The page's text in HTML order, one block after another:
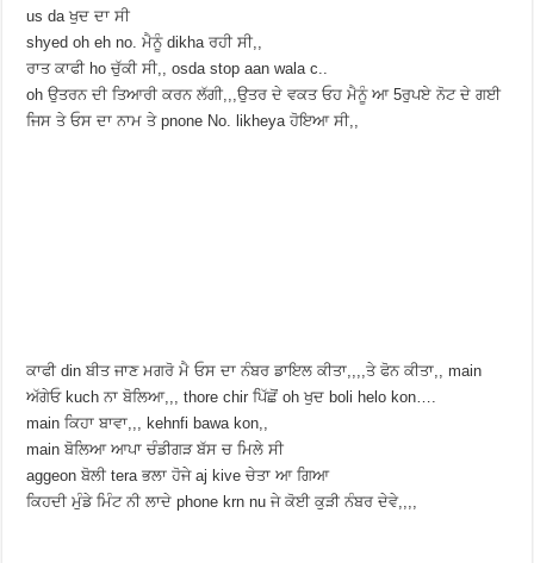
us da ਖੁਦ ਦਾ ਸੀ
shyed oh eh no. ਮੈਨੂੰ dikha ਰਹੀ ਸੀ,,
ਰਾਤ ਕਾਫੀ ho ਚੁੱਕੀ ਸੀ,, osda stop aan wala c..
oh ਉਤਰਨ ਦੀ ਤਿਆਰੀ ਕਰਨ ਲੱਗੀ,,,ਉਤਰ ਦੇ ਵਕਤ ਓਹ ਮੈਨੂੰ ਆ 5ਰੁਪਏ ਨੋਟ ਦੇ ਗਈ
ਜਿਸ ਤੇ ਓਸ ਦਾ ਨਾਮ ਤੇ pnone No. likheya ਹੋਇਆ ਸੀ,,
ਕਾਫੀ din ਬੀਤ ਜਾਣ ਮਗਰੋ ਮੈ ਓਸ ਦਾ ਨੰਬਰ ਡਾਇਲ ਕੀਤਾ,,,,ਤੇ ਫੋਨ ਕੀਤਾ,, main
ਅੱਗੇਓ kuch ਨਾ ਬੋਲਿਆ,,, thore chir ਪਿੱਛੋਂ oh ਖੁਦ boli helo kon….
main ਕਿਹਾ ਬਾਵਾ,,, kehnfi bawa kon,,
main ਬੋਲਿਆ ਆਪਾ ਚੰਡੀਗੜ ਬੱਸ ਚ ਮਿਲੇ ਸੀ
aggeon ਬੋਲੀ tera ਭਲਾ ਹੋਜੇ aj kive ਚੇਤਾ ਆ ਗਿਆ
ਕਿਹਦੀ ਮੁੰਡੇ ਮਿੰਟ ਨੀ ਲਾਦੇ phone krn nu ਜੇ ਕੋਈ ਕੁੜੀ ਨੰਬਰ ਦੇਵੇ,,,,